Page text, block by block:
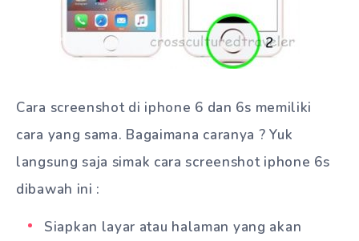
Cara screenshot di iphone 6 dan 6s memiliki
cara yang sama. Bagaimana caranya ? Yuk
langsung saja simak cara screenshot iphone 6s
dibawah ini :
Siapkan layar atau halaman yang akan